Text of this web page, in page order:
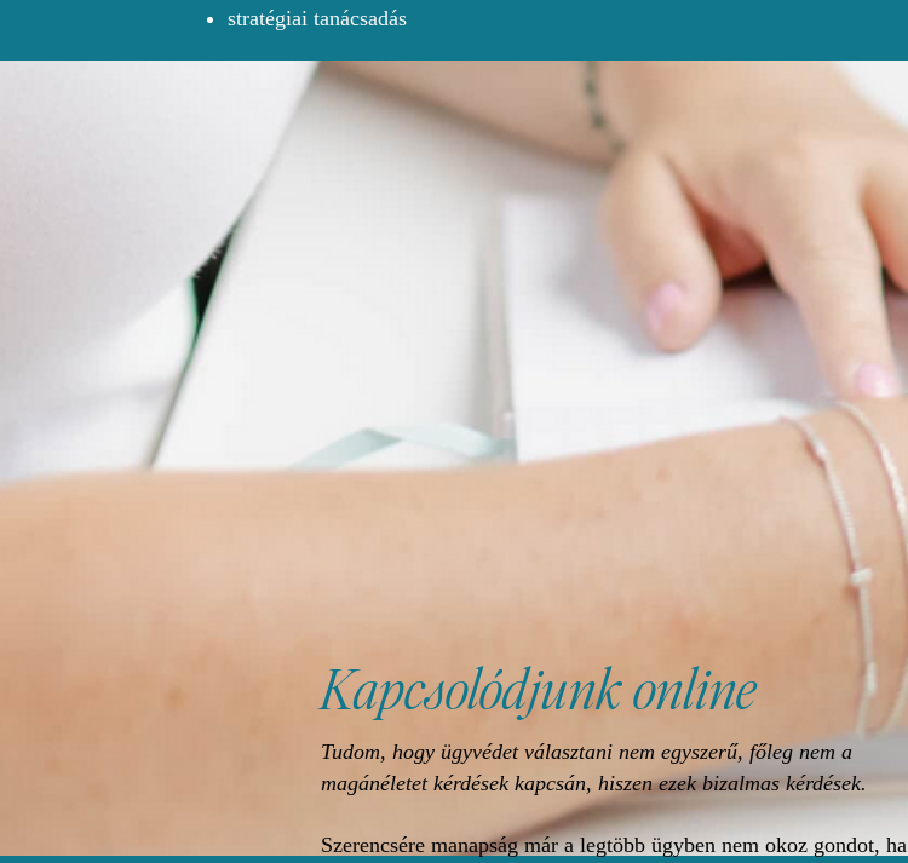
stratégiai tanácsadás
Kapcsolódjunk online
Tudom, hogy ügyvédet választani nem egyszerű, főleg nem a
magánéletet kérdések kapcsán, hiszen ezek bizalmas kérdések.
Szerencsére manapság már a legtöbb ügyben nem okoz gondot, ha